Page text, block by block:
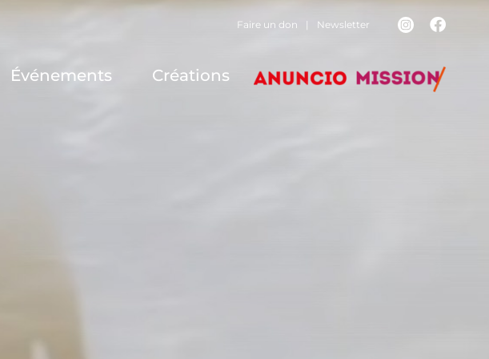
Événements Créations
Faire un don | Newsletter